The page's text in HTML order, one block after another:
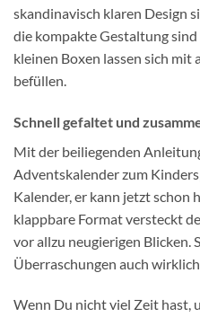
skandinavisch klaren Design
die kompakte Gestaltung
kleinen Boxen lassen sich mit
befüllen.
Schnell gefaltet und
Mit der beiliegenden
Adventskalender zum
Kalender, er kann jetzt schon
klappbare Format versteckt
vor allzu neugierigen Blicken.
Überraschungen auch
Wenn Du nicht viel Zeit hast,